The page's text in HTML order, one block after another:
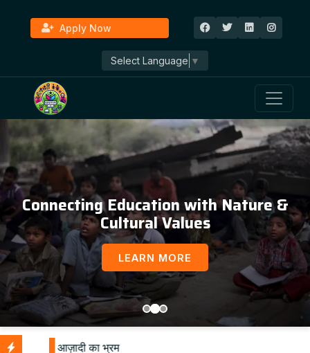
Apply Now
Select Language ▼
Connecting Education with Nature &
Cultural Values
LEARN MORE